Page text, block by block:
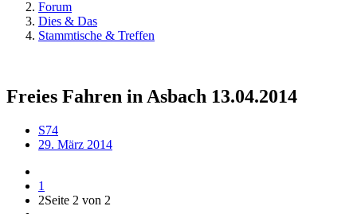
Forum
Dies & Das
Stammtische & Treffen
Freies Fahren in Asbach 13.04.2014
S74
29. März 2014
1
2Seite 2 von 2